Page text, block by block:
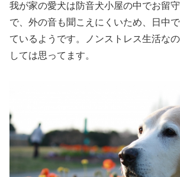
我が家の愛犬は防音犬小屋の中でお留
で、外の音も聞こえにくいため、日中
ているようです。ノンストレス生活な
しては思ってます。